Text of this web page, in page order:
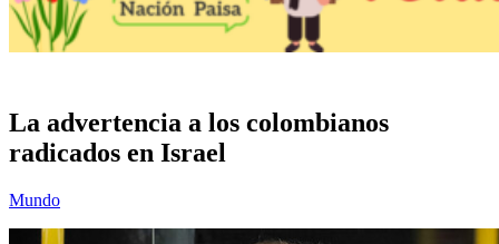
La advertencia a los colombianos
radicados en Israel
Mundo